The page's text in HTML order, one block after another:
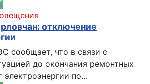
отключение
сообщает, что в связи с
до окончания ремонтных
электроэнергии по…